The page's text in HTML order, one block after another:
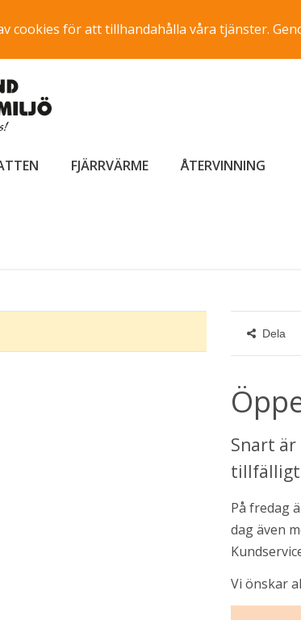
cookies för att tillhandahålla våra tjänster.
FJÄRRVÄRME ÅTERVINNING
Dela
Snart
tillfälligt
På fredag
dag även
Vi önskar